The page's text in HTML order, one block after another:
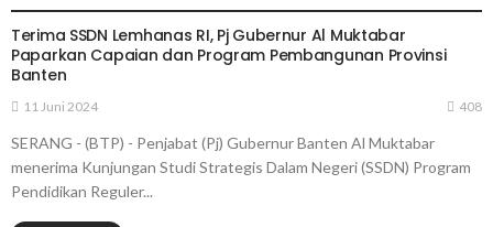
Terima SSDN Lemhanas RI, Pj Gubernur Al Muktabar
Paparkan Capaian dan Program Pembangunan Provinsi
Banten
11 Juni 2024 408
SERANG - (BTP) - Penjabat (Pj) Gubernur Banten Al Muktabar
menerima Kunjungan Studi Strategis Dalam Negeri (SSDN) Program
Pendidikan Reguler...